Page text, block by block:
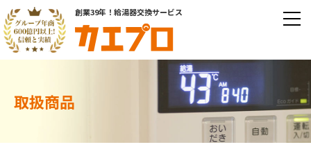
創業39年！給湯器交換サービス
取扱商品